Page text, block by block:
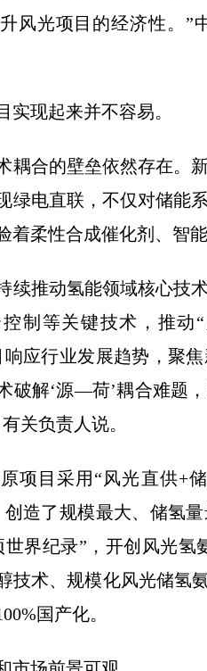
风光项目的经济性。”
现起来并不容易。
合的壁垒依然存在。新
绿电直联，不仅对储能
着柔性合成催化剂、智
推动氢能领域核心技术
制等关键技术，推动
响应行业发展趋势，聚
破解‘源—荷’耦合难题
关负责人说。
目采用“风光直供+储
创造了规模最大、储氢
世界纪录”，开创风光氢
技术、规模化风光储氢
国产化。